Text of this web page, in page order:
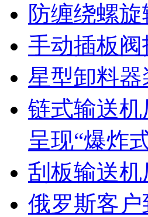
防缠绕螺
手动插板
星型卸料
链式输送
呈现“爆炸
刮板输送
俄罗斯客